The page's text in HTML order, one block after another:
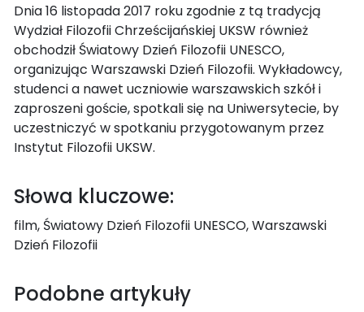
Dnia 16 listopada 2017 roku zgodnie z tą tradycją
Wydział Filozofii Chrześcijańskiej UKSW również
obchodził Światowy Dzień Filozofii UNESCO,
organizując Warszawski Dzień Filozofii. Wykładowcy,
studenci a nawet uczniowie warszawskich szkół i
zaproszeni goście, spotkali się na Uniwersytecie, by
uczestniczyć w spotkaniu przygotowanym przez
Instytut Filozofii UKSW.
Słowa kluczowe:
film, Światowy Dzień Filozofii UNESCO, Warszawski
Dzień Filozofii
Podobne artykuły